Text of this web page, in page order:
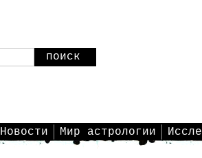
поиск
Новости Мир астрологии